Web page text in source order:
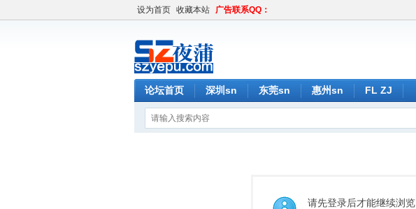
设为首页 收藏本站 广告联系QQ：
论坛首页 深圳sn 东莞sn 惠州sn FL ZJ
请先登录后才能继续浏览